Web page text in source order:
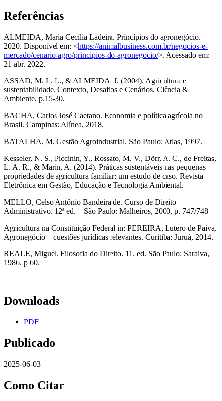
Referências
ALMEIDA, Maria Cecília Ladeira. Princípios do agronegócio.
2020. Disponível em: <https://animalbusiness.com.br/negocios-e-
mercado/cenario-agro/principios-do-agronegocio/>. Acessado em:
21 abr. 2022.
ASSAD, M. L. L., & ALMEIDA, J. (2004). Agricultura e
sustentabilidade. Contexto, Desafios e Cenários. Ciência &
Ambiente, p.15-30.
BACHA, Carlos José Caetano. Economia e política agrícola no
Brasil. Campinas: Alínea, 2018.
BATALHA, M. Gestão Agroindustrial. São Paulo: Atlas, 1997.
Kesseler, N. S., Piccinin, Y., Rossato, M. V., Dörr, A. C., de Freitas,
L. A. R., & Marin, A. (2014). Práticas sustentáveis nas pequenas
propriedades de agricultura familiar: um estudo de caso. Revista
Eletrônica em Gestão, Educação e Tecnologia Ambiental.
MELLO, Celso Antônio Bandeira de. Curso de Direito
Administrativo. 12ª ed. – São Paulo: Malheiros, 2000, p. 747/748
Agricultura na Constituição Federal in: PEREIRA, Lutero de Paiva.
Agronegócio – questões jurídicas relevantes. Curitiba: Juruá, 2014.
REALE, Miguel. Filosofia do Direito. 11. ed. São Paulo: Saraiva,
1986. p 60.
Downloads
PDF
Publicado
2025-06-03
Como Citar